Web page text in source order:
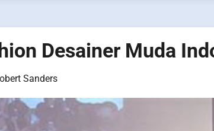
Desainer Muda
Sanders